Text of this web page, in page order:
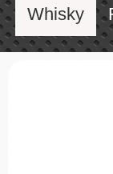
Whisky